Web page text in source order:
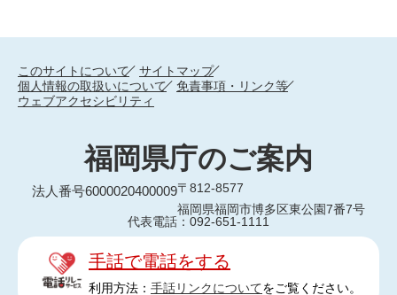
このサイトについて
サイトマップ
個人情報の取扱いについて
免責事項・リンク等
ウェブアクセシビリティ
福岡県庁のご案内
法人番号6000020400009〒812-8577
福岡県福岡市博多区東公園7番7号
代表電話：092-651-1111
手話で電話をする
利用方法： 手話リンクについてをご覧ください。